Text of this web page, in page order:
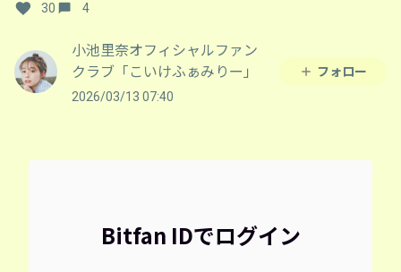
30 4
小池里奈オフィシャルファン
クラブ「こいけふぁみりー」
2026/03/13 07:40
フォロー
Bitfan IDでログイン